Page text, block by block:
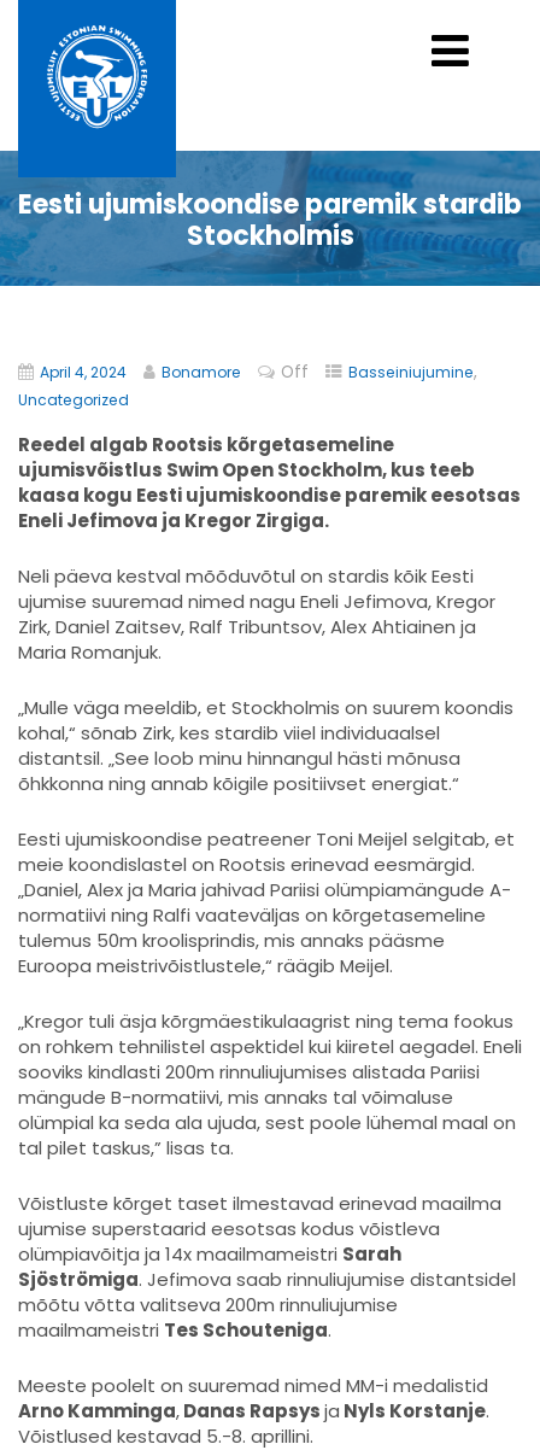
Eesti ujumiskoondise paremik stardib
Stockholmis
April 4, 2024 Bonamore Off Basseiniujumine,
Uncategorized
Reedel algab Rootsis kõrgetasemeline
ujumisvõistlus Swim Open Stockholm, kus teeb
kaasa kogu Eesti ujumiskoondise paremik eesotsas
Eneli Jefimova ja Kregor Zirgiga.
Neli päeva kestval mõõduvõtul on stardis kõik Eesti
ujumise suuremad nimed nagu Eneli Jefimova,Kregor
Zirk,Daniel Zaitsev,Ralf Tribuntsov,Alex Ahtiainen ja
Maria Romanjuk.
„Mulle väga meeldib, et Stockholmis on suurem koondis
kohal,“ sõnab Zirk, kes stardib viiel individuaalsel
distantsil. „See loob minu hinnangul hästi mõnusa
õhkkonna ning annab kõigile positiivset energiat.“
Eesti ujumiskoondise peatreener Toni Meijel selgitab, et
meie koondislastel on Rootsis erinevad eesmärgid.
„Daniel, Alex ja Maria jahivad Pariisi olümpiamängude A-
normatiivi ning Ralfi vaateväljas on kõrgetasemeline
tulemus 50m kroolisprindis, mis annaks pääsme
Euroopa meistrivõistlustele,“ räägib Meijel.
„Kregor tuli äsja kõrgmäestikulaagrist ning tema fookus
on rohkem tehnilistel aspektidel kui kiiretel aegadel. Eneli
sooviks kindlasti 200m rinnuliujumises alistada Pariisi
mängude B-normatiivi, mis annaks tal võimaluse
olümpial ka seda ala ujuda, sest poole lühemal maal on
tal pilet taskus,” lisas ta.
Võistluste kõrget taset ilmestavad erinevad maailma
ujumise superstaarid eesotsas kodus võistleva
olümpiavõitja ja 14x maailmameistri Sarah
Sjöströmiga. Jefimova saab rinnuliujumise distantsidel
mõõtu võtta valitseva 200m rinnuliujumise
maailmameistri Tes Schouteniga.
Meeste poolelt on suuremad nimed MM-i medalistid
Arno Kamminga,Danas Rapsysja Nyls Korstanje.
Võistlused kestavad 5.-8. aprillini.